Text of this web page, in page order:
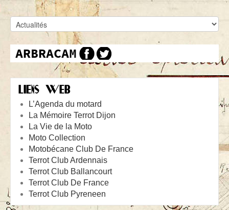
LIENS WEB
L’Agenda du motard
La Mémoire Terrot Dijon
La Vie de la Moto
Moto Collection
Motobécane Club De France
Terrot Club Ardennais
Terrot Club Ballancourt
Terrot Club De France
Terrot Club Pyreneen